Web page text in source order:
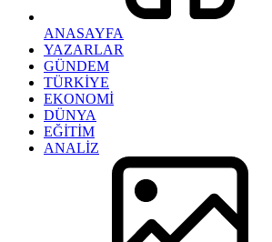
ANASAYFA
YAZARLAR
GÜNDEM
TÜRKİYE
EKONOMİ
DÜNYA
EĞİTİM
ANALİZ